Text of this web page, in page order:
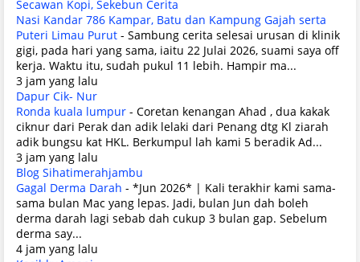
Secawan Kopi, Sekebun Cerita
Nasi Kandar 786 Kampar, Batu dan Kampung Gajah serta
Puteri Limau Purut - Sambung cerita selesai urusan di klinik
gigi, pada hari yang sama, iaitu 22 Julai 2026, suami saya off
kerja. Waktu itu, sudah pukul 11 lebih. Hampir ma...
3 jam yang lalu
Dapur Cik- Nur
Ronda kuala lumpur - Coretan kenangan Ahad , dua kakak
ciknur dari Perak dan adik lelaki dari Penang dtg Kl ziarah
adik bungsu kat HKL. Berkumpul lah kami 5 beradik Ad...
3 jam yang lalu
Blog Sihatimerahjambu
Gagal Derma Darah - *Jun 2026* | Kali terakhir kami sama-
sama bulan Mac yang lepas. Jadi, bulan Jun dah boleh
derma darah lagi sebab dah cukup 3 bulan gap. Sebelum
derma say...
4 jam yang lalu